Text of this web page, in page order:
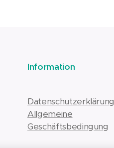
Information
Datenschutzerklärung
Allgemeine
Geschäftsbedingung